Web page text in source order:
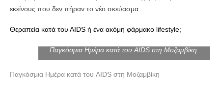
εκείνους που δεν πήραν το νέο σκεύασμα.
Θεραπεία κατά του ΑΙDS ή ένα ακόμη φάρμακο lifestyle;
Παγκόσμια Ημέρα κατά του AIDS στη Μοζαμβίκη.
Παγκόσμια Ημέρα κατά του AIDS στη Μοζαμβίκη